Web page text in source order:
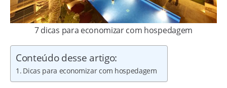
7 dicas para economizar com hospedagem
Conteúdo desse artigo:
Dicas para economizar com hospedagem